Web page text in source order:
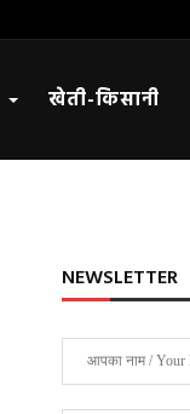
खेती-किसानी
NEWSLETTER